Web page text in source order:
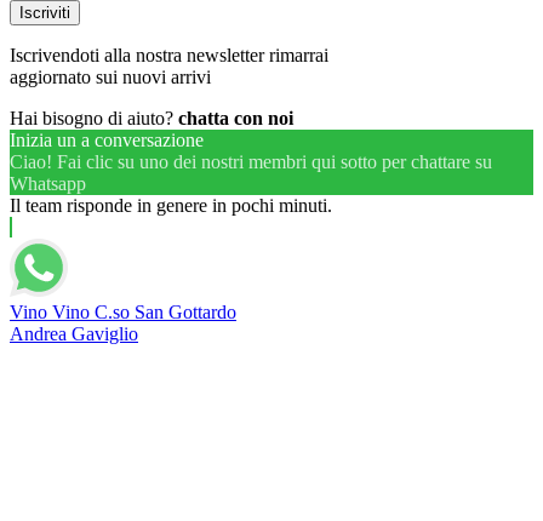
Iscrivendoti alla nostra newsletter rimarrai
aggiornato sui nuovi arrivi
Hai bisogno di aiuto? chatta con noi
Inizia un a conversazione
Ciao! Fai clic su uno dei nostri membri qui sotto per chattare su
Whatsapp
Il team risponde in genere in pochi minuti.
Vino Vino C.so San Gottardo
Andrea Gaviglio